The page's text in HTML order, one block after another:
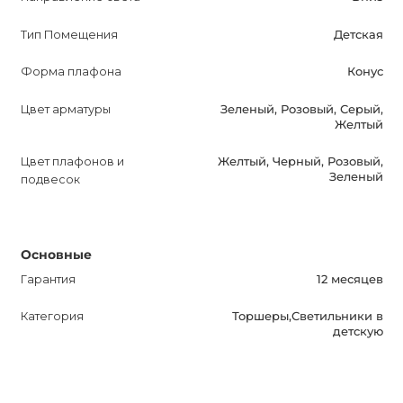
детской комнаты.
Если у вас возникнут вопросы, наши менеджеры всегда
Тип Помещения Детская
Форма плафона Конус
Цвет арматуры
Зеленый, Розовый, Серый,
Желтый
Цвет плафонов и
подвесок
Желтый, Черный, Розовый,
Зеленый
Основные
Гарантия 12 месяцев
Категория
Торшеры,Светильники в
детскую